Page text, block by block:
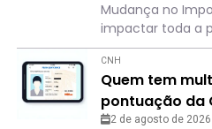
Mudança no
impactar toda a
CNH
Quem tem
pontuação da
cidade;
2 de agosto de 2026